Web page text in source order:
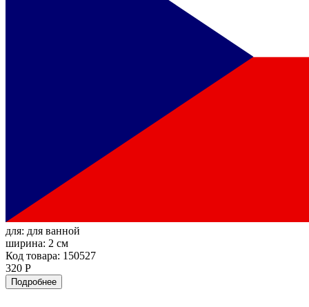
для: для ванной
ширина: 2 см
Код товара: 150527
320 Р
Подробнее